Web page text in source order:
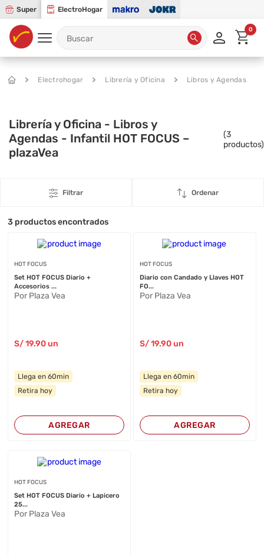
Super ElectroHogar
0
Electrohogar Librería y Oficina Libros y Agendas
Librería y Oficina - Libros y
Agendas - Infantil HOT FOCUS –
plazaVea
(3
productos)
Filtrar Ordenar
3 productos encontrados
HOT FOCUS
Set HOT FOCUS Diario +
Accesorios ...
Por Plaza Vea
S/19.90 un
Llega en 60min
Retira hoy
AGREGAR
HOT FOCUS
Diario con Candado y Llaves HOT
FO...
Por Plaza Vea
S/19.90un
Llega en 60min
Retira hoy
AGREGAR
HOT FOCUS
Set HOT FOCUS Diario + Lapicero
25...
Por Plaza Vea